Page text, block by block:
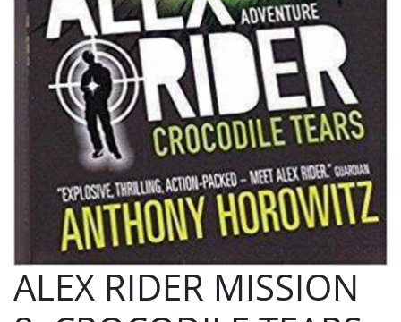
ALEX RIDER MISSION